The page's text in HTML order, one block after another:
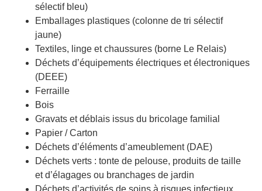
sélectif bleu)
Emballages plastiques (colonne de tri sélectif
jaune)
Textiles, linge et chaussures (borne Le Relais)
Déchets d’équipements électriques et électroniques
(DEEE)
Ferraille
Bois
Gravats et déblais issus du bricolage familial
Papier / Carton
Déchets d’éléments d’ameublement (DAE)
Déchets verts : tonte de pelouse, produits de taille
et d’élagages ou branchages de jardin